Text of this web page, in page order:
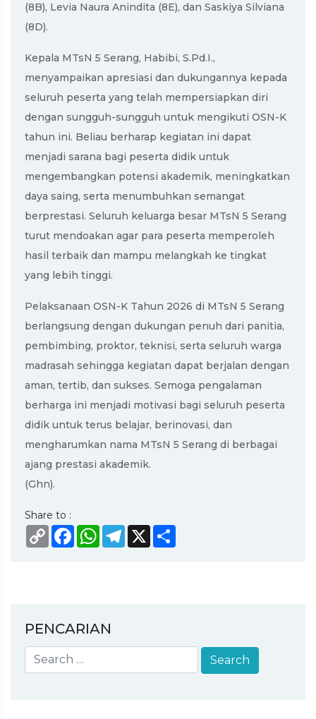
(8B), Levia Naura Anindita (8E), dan Saskiya Silviana
(8D).
Kepala MTsN 5 Serang, Habibi, S.Pd.I.,
menyampaikan apresiasi dan dukungannya kepada
seluruh peserta yang telah mempersiapkan diri
dengan sungguh-sungguh untuk mengikuti OSN-K
tahun ini. Beliau berharap kegiatan ini dapat
menjadi sarana bagi peserta didik untuk
mengembangkan potensi akademik, meningkatkan
daya saing, serta menumbuhkan semangat
berprestasi. Seluruh keluarga besar MTsN 5 Serang
turut mendoakan agar para peserta memperoleh
hasil terbaik dan mampu melangkah ke tingkat
yang lebih tinggi.
Pelaksanaan OSN-K Tahun 2026 di MTsN 5 Serang
berlangsung dengan dukungan penuh dari panitia,
pembimbing, proktor, teknisi, serta seluruh warga
madrasah sehingga kegiatan dapat berjalan dengan
aman, tertib, dan sukses. Semoga pengalaman
berharga ini menjadi motivasi bagi seluruh peserta
didik untuk terus belajar, berinovasi, dan
mengharumkan nama MTsN 5 Serang di berbagai
ajang prestasi akademik.
(Ghn).
Share to :
Copy
Link
FacebookWhatsApp
Telegram
X
PENCARIAN